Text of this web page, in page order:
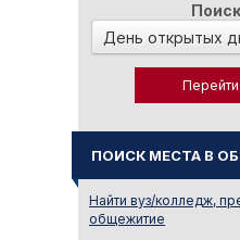
Поиск
ПОИСК МЕСТА В
Найти вуз/колледж,
общежитие